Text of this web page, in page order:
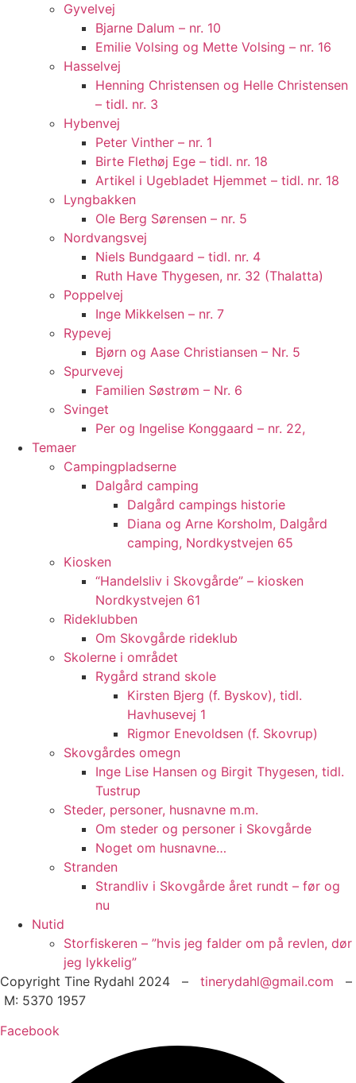
Gyvelvej
Bjarne Dalum – nr. 10
Emilie Volsing og Mette Volsing – nr. 16
Hasselvej
Henning Christensen og Helle Christensen
– tidl. nr. 3
Hybenvej
Peter Vinther – nr. 1
Birte Flethøj Ege – tidl. nr. 18
Artikel i Ugebladet Hjemmet – tidl. nr. 18
Lyngbakken
Ole Berg Sørensen – nr. 5
Nordvangsvej
Niels Bundgaard – tidl. nr. 4
Ruth Have Thygesen, nr. 32 (Thalatta)
Poppelvej
Inge Mikkelsen – nr. 7
Rypevej
Bjørn og Aase Christiansen – Nr. 5
Spurvevej
Familien Søstrøm – Nr. 6
Svinget
Per og Ingelise Konggaard – nr. 22,
Temaer
Campingpladserne
Dalgård camping
Dalgård campings historie
Diana og Arne Korsholm, Dalgård
camping, Nordkystvejen 65
Kiosken
“Handelsliv i Skovgårde” – kiosken
Nordkystvejen 61
Rideklubben
Om Skovgårde rideklub
Skolerne i området
Rygård strand skole
Kirsten Bjerg (f. Byskov), tidl.
Havhusevej 1
Rigmor Enevoldsen (f. Skovrup)
Skovgårdes omegn
Inge Lise Hansen og Birgit Thygesen, tidl.
Tustrup
Steder, personer, husnavne m.m.
Om steder og personer i Skovgårde
Noget om husnavne…
Stranden
Strandliv i Skovgårde året rundt – før og
nu
Nutid
Storfiskeren – ”hvis jeg falder om på revlen, dør
jeg lykkelig”
Copyright Tine Rydahl 2024 – tinerydahl@gmail.com –
M: 5370 1957
Facebook